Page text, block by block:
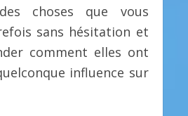
choses que vous
sans hésitation et
comment elles ont
influence sur